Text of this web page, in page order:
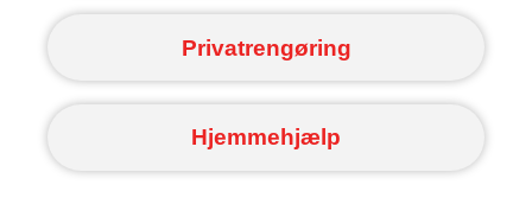
Privatrengøring
Hjemmehjælp